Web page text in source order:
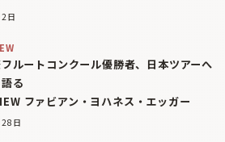
日
ルートコンクール優勝者、日本ツアーへ
る
ファビアン・ヨハネス・エッガー
日